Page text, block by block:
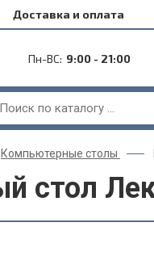
Доставка и оплата
Пн-ВС: 9:00 - 21:00
Компьютерные столы
стол